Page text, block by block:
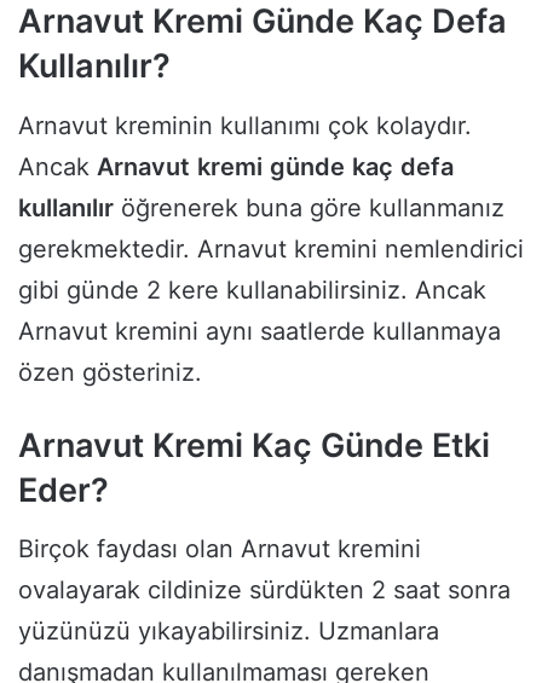
Arnavut Kremi Günde Kaç Defa
Kullanılır?
Arnavut kreminin kullanımı çok kolaydır.
Ancak Arnavut kremi günde kaç defa
kullanılır öğrenerek buna göre kullanmanız
gerekmektedir. Arnavut kremini nemlendirici
gibi günde 2 kere kullanabilirsiniz. Ancak
Arnavut kremini aynı saatlerde kullanmaya
özen gösteriniz.
Arnavut Kremi Kaç Günde Etki
Eder?
Birçok faydası olan Arnavut kremini
ovalayarak cildinize sürdükten 2 saat sonra
yüzünüzü yıkayabilirsiniz. Uzmanlara
danışmadan kullanılmaması gereken